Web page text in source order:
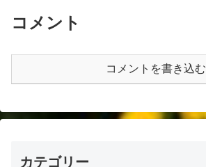
コメント
コメントを書き込む
カテゴリー